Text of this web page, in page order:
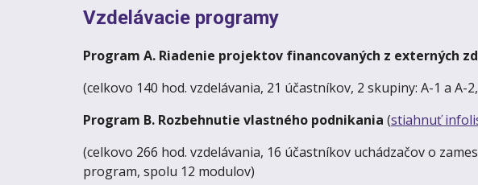
Vzdelávacie programy
Program A. Riadenie projektov financovaných z externých
(celkovo 140 hod. vzdelávania, 21 účastníkov, 2 skupiny: A-1 a
Program B. Rozbehnutie vlastného podnikania (stiahnuť
(celkovo 266 hod. vzdelávania, 16 účastníkov uchádzačov o
program, spolu 12 modulov)